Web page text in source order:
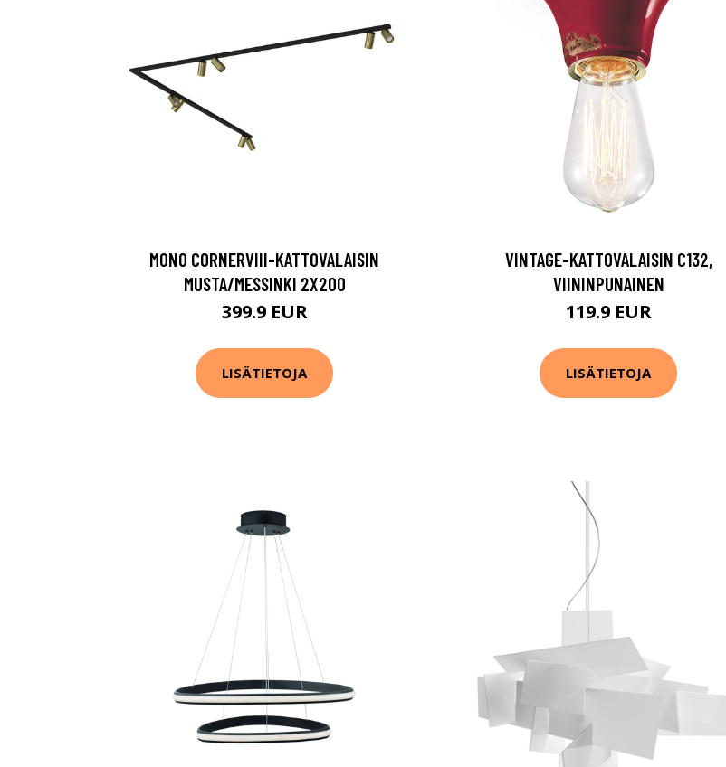
MONO CORNERVIII-KATTOVALAISIN
MUSTA/MESSINKI 2X200
399.9 EUR
LISÄTIETOJA
VINTAGE-KATTOVALAISIN C132,
VIININPUNAINEN
119.9 EUR
LISÄTIETOJA